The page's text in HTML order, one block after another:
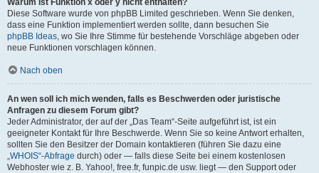
Warum ist Funktion x oder y nicht enthalten?
Diese Software wurde von phpBB Limited geschrieben. Wenn Sie denken,
dass eine Funktion implementiert werden sollte, dann besuchen Sie
phpBB Ideas, wo Sie Ihre Stimme für bestehende Vorschläge abgeben oder
neue Funktionen vorschlagen können.
Nach oben
An wen soll ich mich wenden, falls es Beschwerden oder juristische
Anfragen zu diesem Forum gibt?
Jeder Administrator, der auf der „Das Team“-Seite aufgeführt ist, ist ein
geeigneter Kontakt für Ihre Beschwerde. Wenn Sie so keine Antwort erhalten,
sollten Sie den Besitzer der Domain kontaktieren (führen Sie dazu eine
„WHOIS“-Abfrage durch) oder — falls diese Seite bei einem kostenlosen
Webhoster wie z. B. Yahoo!, free.fr, funpic.de usw. liegt — den Support oder